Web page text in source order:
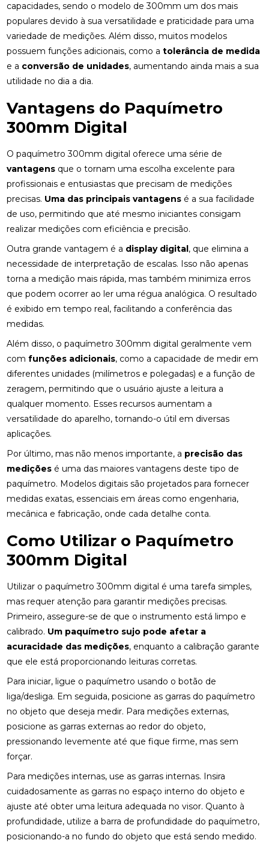
capacidades, sendo o modelo de 300mm um dos mais
populares devido à sua versatilidade e praticidade para uma
variedade de medições. Além disso, muitos modelos
possuem funções adicionais, como atolerância de medida
e a conversão de unidades, aumentando ainda mais a sua
utilidade no dia a dia.
Vantagens do Paquímetro
300mm Digital
O paquímetro 300mm digital oferece uma série de
vantagens que o tornam uma escolha excelente para
profissionais e entusiastas que precisam de medições
precisas. Uma das principais vantagens é a sua facilidade
de uso, permitindo que até mesmo iniciantes consigam
realizar medições com eficiência e precisão.
Outra grande vantagem é a display digital, que elimina a
necessidade de interpretação de escalas. Isso não apenas
torna a medição mais rápida, mas também minimiza erros
que podem ocorrer ao ler uma régua analógica. O resultado
é exibido em tempo real, facilitando a conferência das
medidas.
Além disso, o paquímetro 300mm digital geralmente vem
comfunções adicionais, como a capacidade de medir em
diferentes unidades (milímetros e polegadas) e a função de
zeragem, permitindo que o usuário ajuste a leitura a
qualquer momento. Esses recursos aumentam a
versatilidade do aparelho, tornando-o útil em diversas
aplicações.
Por último, mas não menos importante, a precisão das
medições é uma das maiores vantagens deste tipo de
paquímetro. Modelos digitais são projetados para fornecer
medidas exatas, essenciais em áreas como engenharia,
mecânica e fabricação, onde cada detalhe conta.
Como Utilizar o Paquímetro
300mm Digital
Utilizar o paquímetro 300mm digital é uma tarefa simples,
mas requer atenção para garantir medições precisas.
Primeiro, assegure-se de que o instrumento está limpo e
calibrado. Um paquímetro sujo pode afetar a
acuracidade das medições, enquanto a calibração garante
que ele está proporcionando leituras corretas.
Para iniciar, ligue o paquímetro usando o botão de
liga/desliga. Em seguida, posicione as garras do paquímetro
no objeto que deseja medir. Para medições externas,
posicione as garras externas ao redor do objeto,
pressionando levemente até que fique firme, mas sem
forçar.
Para medições internas, use as garras internas. Insira
cuidadosamente as garras no espaço interno do objeto e
ajuste até obter uma leitura adequada no visor. Quanto à
profundidade, utilize a barra de profundidade do paquímetro,
posicionando-a no fundo do objeto que está sendo medido.